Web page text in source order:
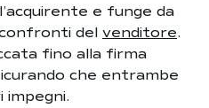
e funge da
del venditore.
fino alla firma
che entrambe